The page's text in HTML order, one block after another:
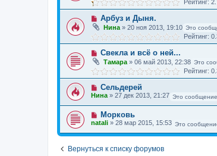
Рейтинг:
Арбуз и Дыня.
Нина » 20 ноя 2013, 19:10 Это
Рейтинг:
Свекла и всё о ней...
Тамара » 06 май 2013, 22:38 Это
Рейтинг:
Сельдерей
Нина » 27 дек 2013, 21:27 Это
Морковь
natali » 28 мар 2015, 15:53 Это
Вернуться к списку форумов